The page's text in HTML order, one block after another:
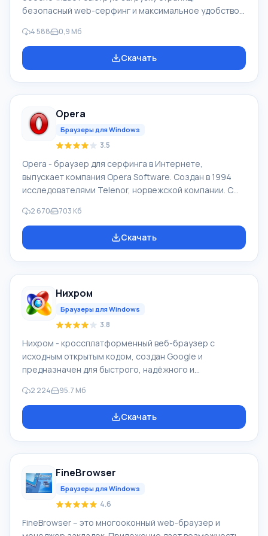
безопасный web-серфинг и максимальное удобство.
многочисленные дополнения, которые могут
существенно расширить его возможности в
зависимости от желания самого пользователя. Чтобы
Chrome». Текущая версия подойдет практически для
всех версий ОС: Win
4 588 0,9 Мб
Скачать
Opera
Браузеры для Windows
3.5
Opera - браузер для серфинга в Интернете,
выпускает компания Opera Software. Создан в 1994
исследователями Telenor, норвежской компании. С
авторами браузера. Рыночная суммарная доля Opera
Mobile и Opera в 04.2012 составила 2,3%. У браузера
Opera высокая скорость работы, он совместимый с
в окне) и функции масштабировани
2 670 703 Кб
Скачать
Нихром
Браузеры для Windows
3.8
Нихром - кроссплатформенный веб-браузер с
исходным открытым кодом, создан Google и
предназначен для быстрого, надёжного и
платформа для веб-приложения. На основе Chromium
создали Google Chrome, и ряд иных веб-
обозревателей. Возможности браузера Нихром
уступает знаменитому Google Chrome. Название он
получил не случайно. Создатели р
2 224 95.7 Мб
Скачать
FineBrowser
Браузеры для Windows
4.6
FineBrowser – это многооконный web-браузер и